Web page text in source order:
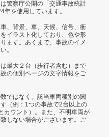
警察庁公開の「交通事故統計
を使用しています。
、背景、車、天候、信号、衝
イラスト化しており、色や形
ます。あくまで、事故のイメ
。
最大２台（歩行者含む）まで
の個別ページの文字情報をご
ではなく、該当車両種別の関
（例：1つの事故で2台以上の
カウント）。また、不明車両が
しない場合がございます。ご